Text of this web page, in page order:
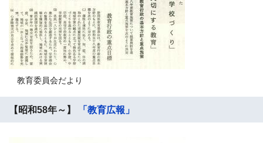
教育委員会だより
【昭和58年～】 「教育広報」